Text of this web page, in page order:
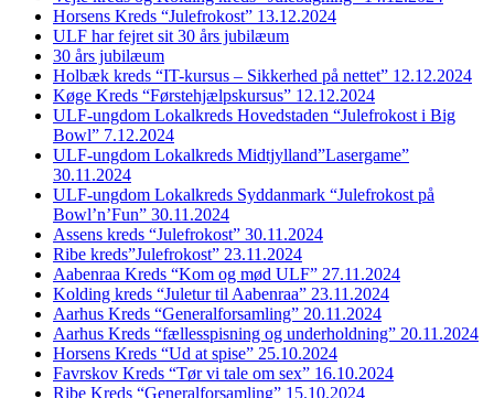
Horsens Kreds “Julefrokost” 13.12.2024
ULF har fejret sit 30 års jubilæum
30 års jubilæum
Holbæk kreds “IT-kursus – Sikkerhed på nettet” 12.12.2024
Køge Kreds “Førstehjælpskursus” 12.12.2024
ULF-ungdom Lokalkreds Hovedstaden “Julefrokost i Big
Bowl” 7.12.2024
ULF-ungdom Lokalkreds Midtjylland”Lasergame”
30.11.2024
ULF-ungdom Lokalkreds Syddanmark “Julefrokost på
Bowl’n’Fun” 30.11.2024
Assens kreds “Julefrokost” 30.11.2024
Ribe kreds”Julefrokost” 23.11.2024
Aabenraa Kreds “Kom og mød ULF” 27.11.2024
Kolding kreds “Juletur til Aabenraa” 23.11.2024
Aarhus Kreds “Generalforsamling” 20.11.2024
Aarhus Kreds “fællesspisning og underholdning” 20.11.2024
Horsens Kreds “Ud at spise” 25.10.2024
Favrskov Kreds “Tør vi tale om sex” 16.10.2024
Ribe Kreds “Generalforsamling” 15.10.2024